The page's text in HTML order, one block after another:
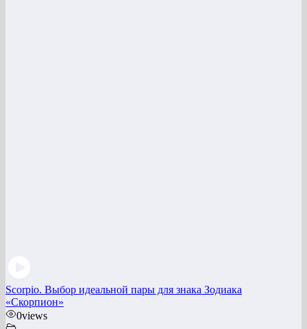
Scorpio. Выбор идеальной пары для знака Зодиака
«Скорпион»
0views